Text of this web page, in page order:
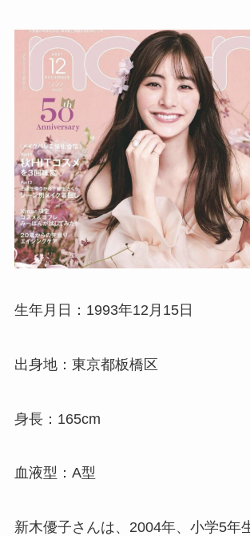
生年月日：1993年12月15日
出身地：東京都板橋区
身長：165cm
血液型：A型
新木優子さんは、2004年、小学5年